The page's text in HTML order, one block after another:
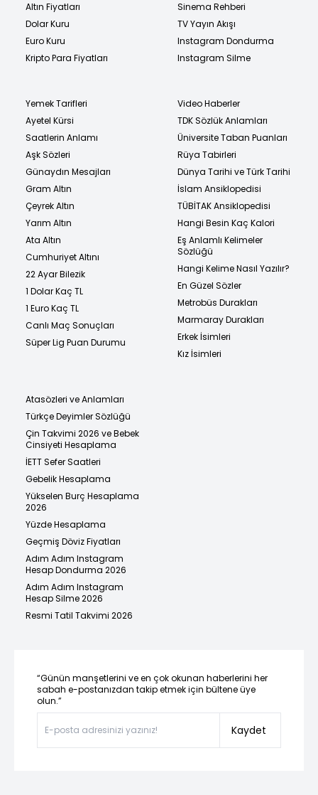
Altın Fiyatları
Dolar Kuru
Euro Kuru
Kripto Para Fiyatları
Sinema Rehberi
TV Yayın Akışı
Instagram Dondurma
Instagram Silme
Yemek Tarifleri
Ayetel Kürsi
Saatlerin Anlamı
Aşk Sözleri
Günaydın Mesajları
Gram Altın
Çeyrek Altın
Yarım Altın
Ata Altın
Cumhuriyet Altını
22 Ayar Bilezik
1 Dolar Kaç TL
1 Euro Kaç TL
Canlı Maç Sonuçları
Süper Lig Puan Durumu
Video Haberler
TDK Sözlük Anlamları
Üniversite Taban Puanları
Rüya Tabirleri
Dünya Tarihi ve Türk Tarihi
İslam Ansiklopedisi
TÜBİTAK Ansiklopedisi
Hangi Besin Kaç Kalori
Eş Anlamlı Kelimeler
Sözlüğü
Hangi Kelime Nasıl Yazılır?
En Güzel Sözler
Metrobüs Durakları
Marmaray Durakları
Erkek İsimleri
Kız İsimleri
Atasözleri ve Anlamları
Türkçe Deyimler Sözlüğü
Çin Takvimi 2026 ve Bebek
Cinsiyeti Hesaplama
İETT Sefer Saatleri
Gebelik Hesaplama
Yükselen Burç Hesaplama
2026
Yüzde Hesaplama
Geçmiş Döviz Fiyatları
Adım Adım Instagram
Hesap Dondurma 2026
Adım Adım Instagram
Hesap Silme 2026
Resmi Tatil Takvimi 2026
“Günün manşetlerini ve en çok okunan haberlerini her
sabah e-postanızdan takip etmek için bültene üye
olun.”
Kaydet